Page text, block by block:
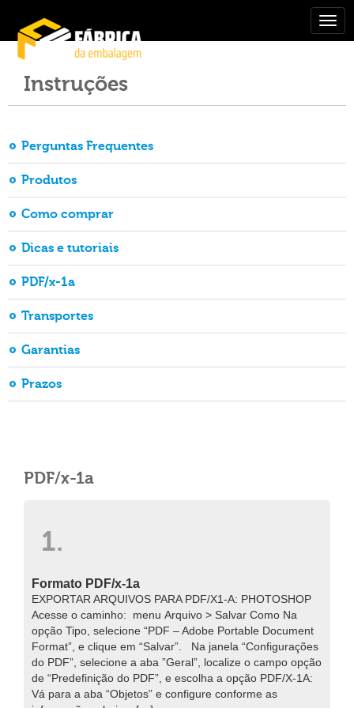
Instruções
Perguntas Frequentes
Produtos
Como comprar
Dicas e tutoriais
PDF/x-1a
Transportes
Garantias
Prazos
PDF/x-1a
1.
Formato PDF/x-1a
EXPORTAR ARQUIVOS PARA PDF/X1-A: PHOTOSHOP
Acesse o caminho: menu Arquivo > Salvar Como Na
opção Tipo, selecione “PDF – Adobe Portable Document
Format”, e clique em “Salvar”. Na janela “Configurações
do PDF”, selecione a aba ”Geral”, localize o campo opção
de “Predefinição do PDF”, e escolha a opção PDF/X-1A:
Vá para a aba “Objetos” e configure conforme as